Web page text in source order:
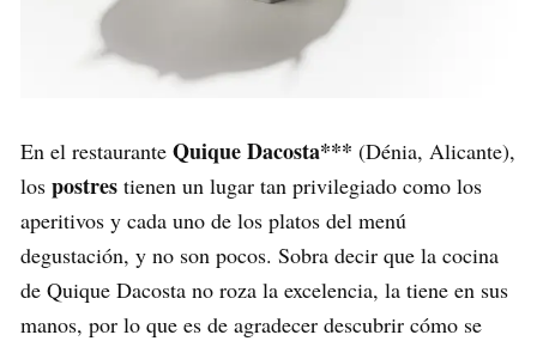
En el restaurante Quique Dacosta*** (Dénia, Alicante),
los postres tienen un lugar tan privilegiado como los
aperitivos y cada uno de los platos del menú
degustación, y no son pocos. Sobra decir que la cocina
de Quique Dacosta no roza la excelencia, la tiene en sus
manos, por lo que es de agradecer descubrir cómo se